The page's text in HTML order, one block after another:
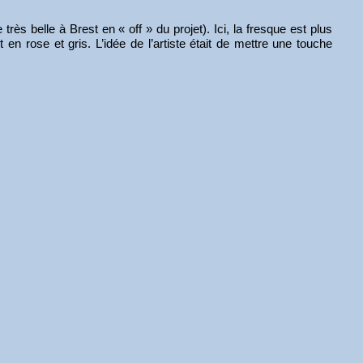
belle à Brest en « off » du projet). Ici, la fresque est plus
rose et gris. L’idée de l’artiste était de mettre une touche